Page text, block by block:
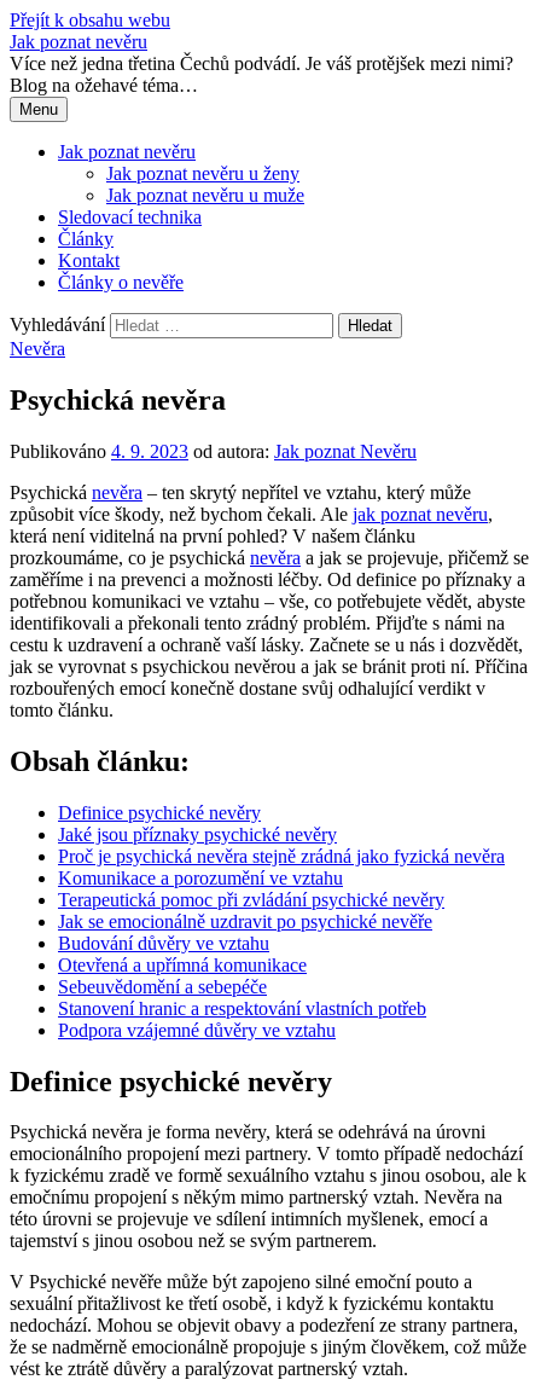
Přejít k obsahu webu
Jak poznat nevěru
Více než jedna třetina Čechů podvádí. Je váš protějšek mezi nimi?
Blog na ožehavé téma…
Menu
Jak poznat nevěru
Jak poznat nevěru u ženy
Jak poznat nevěru u muže
Sledovací technika
Články
Kontakt
Články o nevěře
Vyhledávání
Nevěra
Psychická nevěra
Publikováno 4. 9. 2023 od autora: Jak poznat Nevěru
Psychická nevěra – ten skrytý nepřítel ve vztahu, který může
způsobit více škody, než bychom čekali. Ale jak poznat nevěru,
která není viditelná na první pohled? V našem článku
prozkoumáme, co je psychická nevěra a jak se projevuje, přičemž se
zaměříme i na prevenci a možnosti léčby. Od definice po příznaky a
potřebnou komunikaci ve vztahu – vše, co potřebujete vědět, abyste
identifikovali a překonali tento zrádný problém. Přijďte s námi na
cestu k uzdravení a ochraně vaší lásky. Začnete se u nás i dozvědět,
jak se vyrovnat s psychickou nevěrou a jak se bránit proti ní. Příčina
rozbouřených emocí konečně dostane svůj odhalující verdikt v
tomto článku.
Obsah článku:
Definice psychické nevěry
Jaké jsou příznaky psychické nevěry
Proč je psychická nevěra stejně zrádná jako fyzická nevěra
Komunikace a porozumění ve vztahu
Terapeutická pomoc při zvládání psychické nevěry
Jak se emocionálně uzdravit po psychické nevěře
Budování důvěry ve vztahu
Otevřená a upřímná komunikace
Sebeuvědomění a sebepéče
Stanovení hranic a respektování vlastních potřeb
Podpora vzájemné důvěry ve vztahu
Definice psychické nevěry
Psychická nevěra je forma nevěry, která se odehrává na úrovni
emocionálního propojení mezi partnery. V tomto případě nedochází
k fyzickému zradě ve formě sexuálního vztahu s jinou osobou, ale k
emočnímu propojení s někým mimo partnerský vztah. Nevěra na
této úrovni se projevuje ve sdílení intimních myšlenek, emocí a
tajemství s jinou osobou než se svým partnerem.
V Psychické nevěře může být zapojeno silné emoční pouto a
sexuální přitažlivost ke třetí osobě, i když k fyzickému kontaktu
nedochází. Mohou se objevit obavy a podezření ze strany partnera,
že se nadměrně emocionálně propojuje s jiným člověkem, což může
vést ke ztrátě důvěry a paralýzovat partnerský vztah.